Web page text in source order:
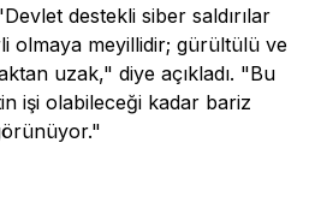
destekli siber saldırılar
olmaya meyillidir; gürültülü ve
uzak," diye açıkladı. "Bu
işi olabileceği kadar bariz